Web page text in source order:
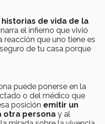
de vida de la
el infierno que vivió
reacción que uno tiene es
de tu casa porque
puede ponerse en la
o del médico que
posición emitir un
otra persona y al